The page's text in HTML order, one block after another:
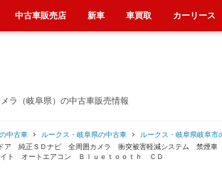
（岐阜県）の中古車販売情報
中古車 ルークス・岐阜県の中古車
ルークス・岐阜県岐阜市
ア 純正ＳＤナビ 全周囲カメラ 衝突被害軽減システム 禁煙
ト オートエアコン Ｂｌｕｅｔｏｏｔｈ ＣＤ
中古車販売店 新車 車買取 カーリース